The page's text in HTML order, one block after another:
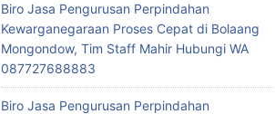
Biro Jasa Pengurusan Perpindahan
Kewarganegaraan Proses Cepat di Bolaang
Mongondow, Tim Staff Mahir Hubungi WA
087727688883
Biro Jasa Pengurusan Perpindahan